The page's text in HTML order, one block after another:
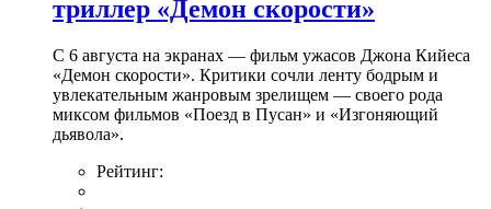
триллер «Демон скорости»
С 6 августа на экранах — фильм ужасов Джона Кийеса
«Демон скорости». Критики сочли ленту бодрым и
увлекательным жанровым зрелищeм — своего рода
миксом фильмов «Поезд в Пусан» и «Изгоняющий
дьявола».
Рейтинг: